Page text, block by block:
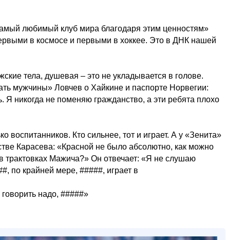
любимый клуб мира благодаря этим ценностям»
в космосе и первыми в хоккее. Это в ДНК нашей
тела, душевая – это не укладывается в голове.
мужчины» Ловчев о Хайкине и паспорте Норвегии:
никогда не поменяю гражданство, а эти ребята плохо
воспитанников. Кто сильнее, тот и играет. А у «Зенита»
Карасева: «Красной не было абсолютно, как можно
трактовках Мажича?» Он отвечает: «Я не слушаю
по крайней мере, #####, играет в
надо, #####»